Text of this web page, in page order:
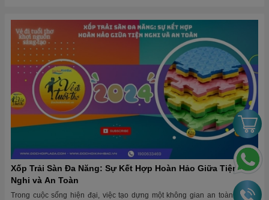
Xốp Trải Sàn Đa Năng: Sự Kết Hợp Hoàn Hảo Giữa Tiện
Nghi và An Toàn
Trong cuộc sống hiện đại, việc tạo dựng một không gian an toàn và tiện